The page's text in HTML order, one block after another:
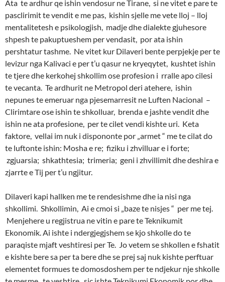
Ata te ardhur qe ishin vendosur ne Tirane, si ne vitet e pare te
pasclirimit te vendit e me pas, kishin sjelle me vete lloj – lloj
mentalitetesh e psikologjish, madje dhe dialekte gjuhesore
shpesh te pakuptueshem per vendasit, por ata ishin
pershtatur tashme. Ne vitet kur Dilaveri bente perpjekje per te
levizur nga Kalivaci e per t’u qasur ne kryeqytet, kushtet ishin
te tjere dhe kerkohej shkollim ose profesion i rralle apo cilesi
te vecanta. Te ardhurit ne Metropol deri atehere, ishin
nepunes te emeruar nga pjesemarresit ne Luften Nacional –
Clirimtare ose ishin te shkolluar, brenda e jashte vendit dhe
ishin ne ata profesione, per te cilet vendi kishte uri. Keta
faktore, vellai im nuk i dispononte por „armet “ me te cilat do
te luftonte ishin: Mosha e re; fiziku i zhvilluar e i forte;
zgjuarsia; shkathtesia; trimeria; geni i zhvillimit dhe deshira e
zjarrte e Tij per t’u ngjitur.
Dilaveri kapi hallken me te rendesishme dhe ia nisi nga
shkollimi. Shkollimin, Ai e cmoi si „baze te nisjes “ per me tej.
Menjehere u regjistrua ne vitin e pare te Teknikumit
Ekonomik. Ai ishte i ndergjegjshem se kjo shkolle do te
paraqiste mjaft veshtiresi per Te. Jo vetem se shkollen e fshatit
e kishte bere sa per ta bere dhe se prej saj nuk kishte perftuar
elementet formues te domosdoshem per te ndjekur nje shkolle